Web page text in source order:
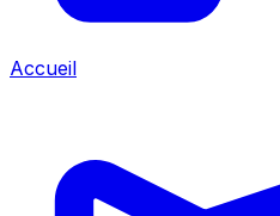
Accueil